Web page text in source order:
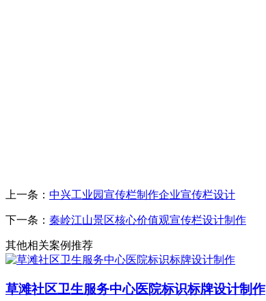
上一条： 中兴工业园宣传栏制作企业宣传栏设计
下一条： 秦岭江山景区核心价值观宣传栏设计制作
其他相关案例推荐
草滩社区卫生服务中心医院标识标牌设计制作